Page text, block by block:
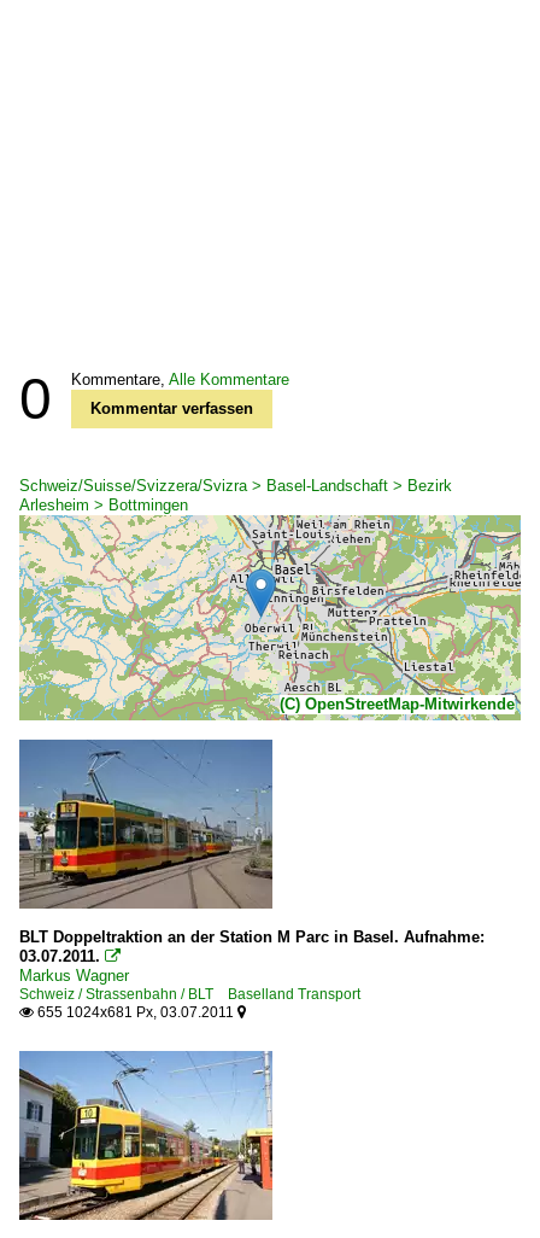
0 Kommentare, Alle Kommentare
Kommentar verfassen
Schweiz/Suisse/Svizzera/Svizra > Basel-Landschaft > Bezirk
Arlesheim > Bottmingen
(C) OpenStreetMap-Mitwirkende
BLT Doppeltraktion an der Station M Parc in Basel. Aufnahme:
03.07.2011. 
Markus Wagner
Schweiz / Strassenbahn / BLT Baselland Transport
 655 1024x681 Px, 03.07.2011 